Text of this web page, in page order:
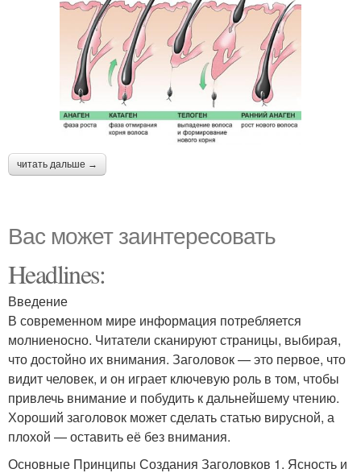
читать дальше →
Вас может заинтересовать
Headlines:
Введение
В современном мире информация потребляется
молниеносно. Читатели сканируют страницы, выбирая,
что достойно их внимания. Заголовок — это первое, что
видит человек, и он играет ключевую роль в том, чтобы
привлечь внимание и побудить к дальнейшему чтению.
Хороший заголовок может сделать статью вирусной, а
плохой — оставить её без внимания.
Основные Принципы Создания Заголовков 1. Ясность и